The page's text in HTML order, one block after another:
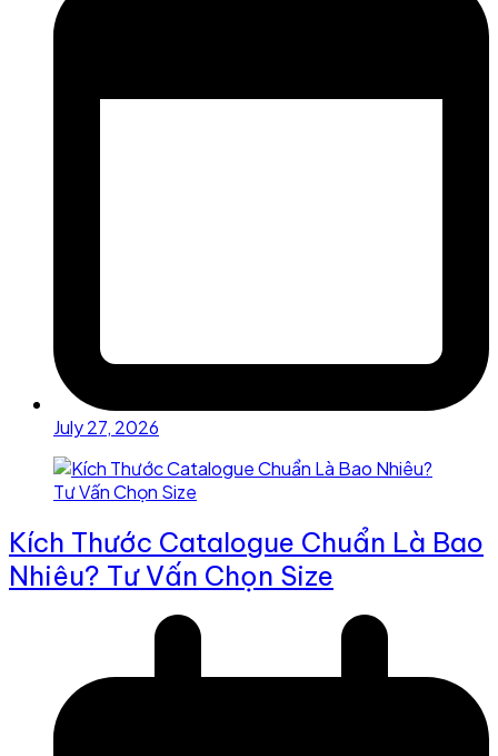
July 27, 2026
Kích Thước Catalogue Chuẩn Là Bao
Nhiêu? Tư Vấn Chọn Size